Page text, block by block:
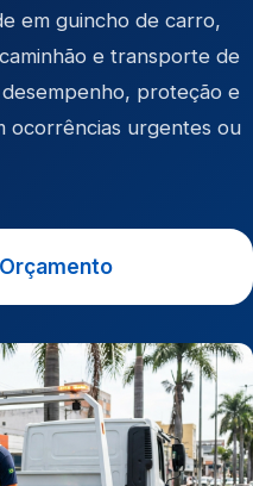
em guincho de carro,
e transporte de
proteção e
ocorrências urgentes ou